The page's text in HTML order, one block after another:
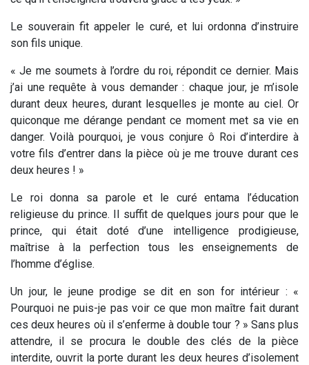
Le souverain fit appeler le curé, et lui ordonna d’instruire
son fils unique.
« Je me soumets à l’ordre du roi, répondit ce dernier. Mais
j’ai une requête à vous demander : chaque jour, je m’isole
durant deux heures, durant lesquelles je monte au ciel. Or
quiconque me dérange pendant ce moment met sa vie en
danger. Voilà pourquoi, je vous conjure ô Roi d’interdire à
votre fils d’entrer dans la pièce où je me trouve durant ces
deux heures ! »
Le roi donna sa parole et le curé entama l’éducation
religieuse du prince. Il suffit de quelques jours pour que le
prince, qui était doté d’une intelligence prodigieuse,
maîtrise à la perfection tous les enseignements de
l’homme d’église.
Un jour, le jeune prodige se dit en son for intérieur : «
Pourquoi ne puis-je pas voir ce que mon maître fait durant
ces deux heures où il s’enferme à double tour ? » Sans plus
attendre, il se procura le double des clés de la pièce
interdite, ouvrit la porte durant les deux heures d’isolement